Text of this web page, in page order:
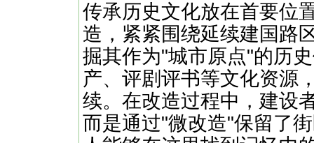
传承历史文化放在首要位
造，紧紧围绕延续建国路
掘其作为"城市原点"的历
产、评剧评书等文化资源
续。在改造过程中，建设
而是通过"微改造"保留了